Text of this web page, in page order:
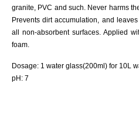
granite, PVC and such. Never harms
Prevents dirt accumulation, and
all non-absorbent surfaces. Applied
foam.
Dosage: 1 water glass(200ml) for 10L
pH: 7